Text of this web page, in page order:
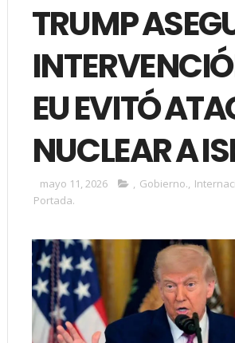
TRUMP
EU EVITÓ
NUCLEAR A
mayo 11, 2026 , Gobierno.,
Portada.